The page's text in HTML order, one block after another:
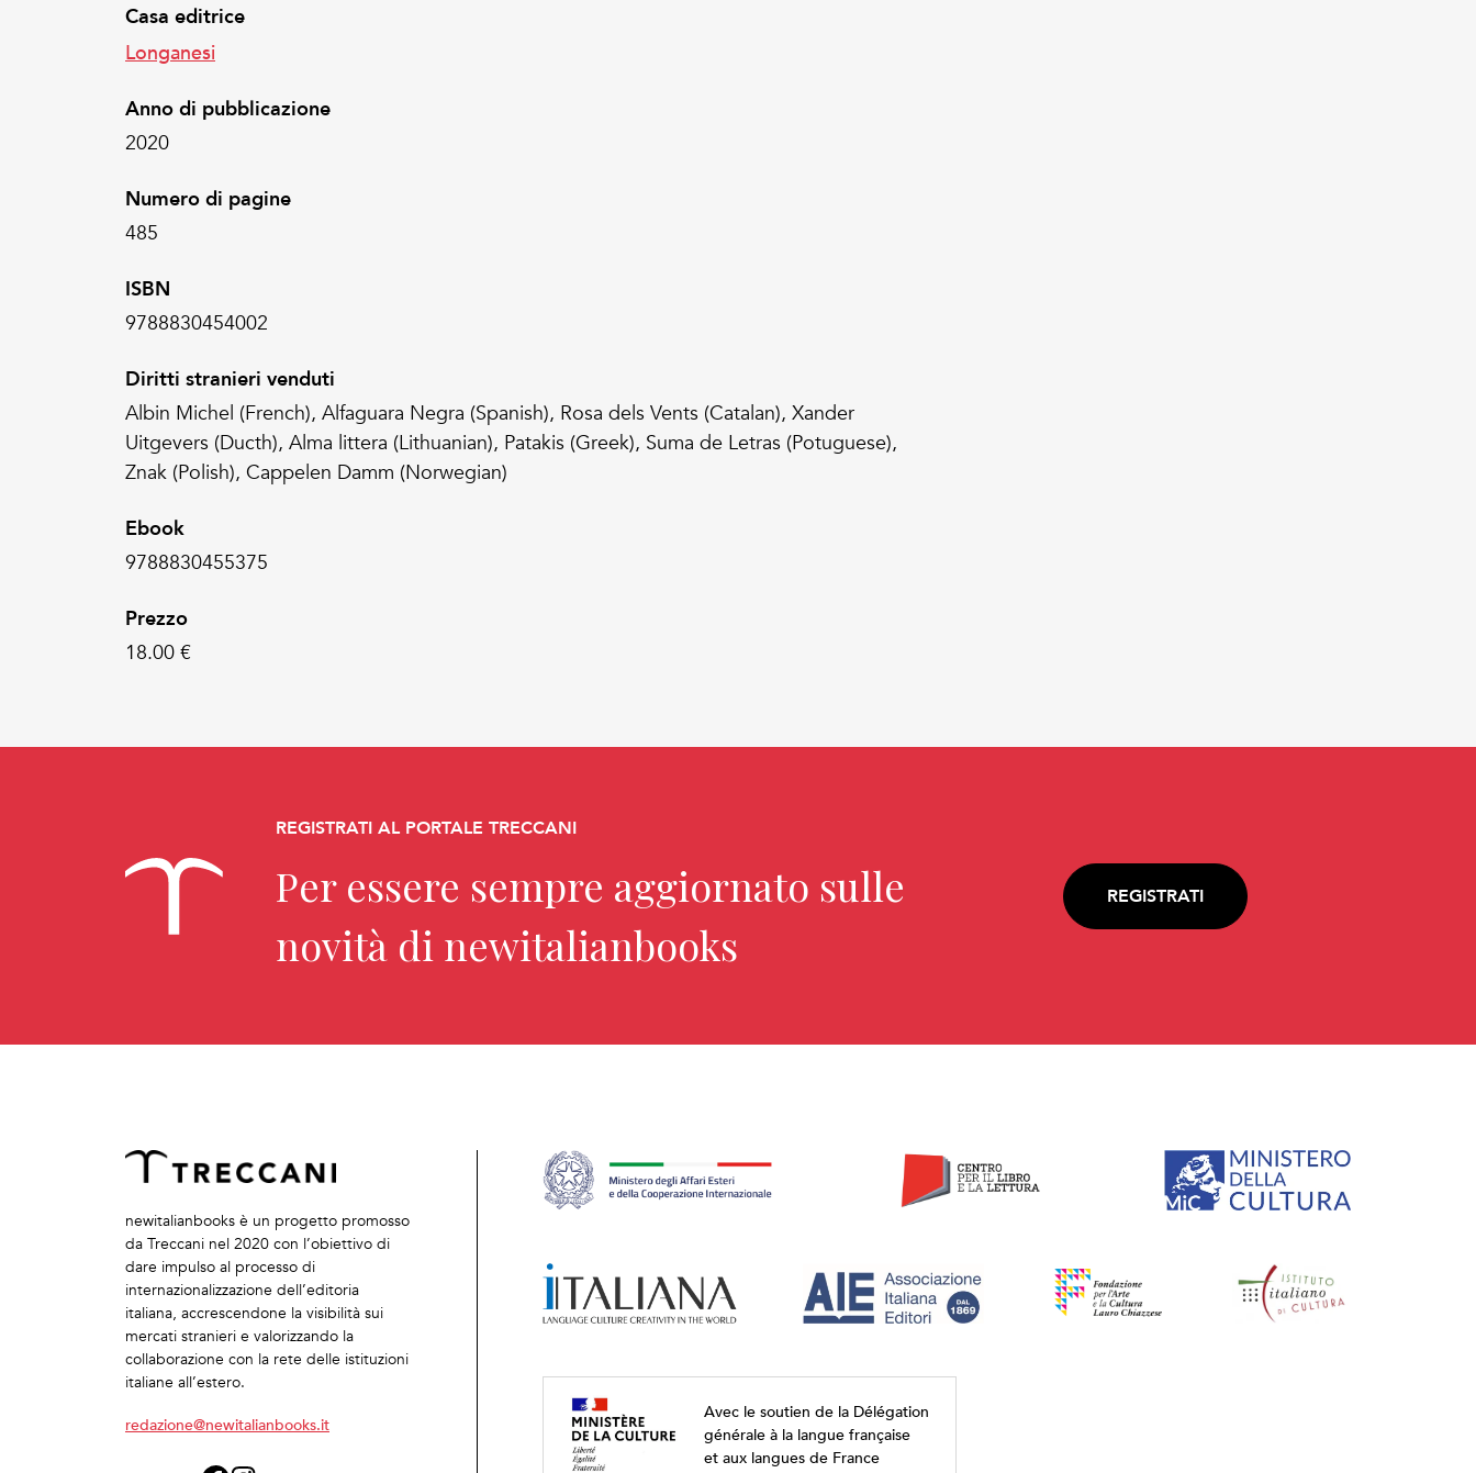
Casa editrice
Longanesi
Anno di pubblicazione
2020
Numero di pagine
485
ISBN
9788830454002
Diritti stranieri venduti
Albin Michel (French), Alfaguara Negra (Spanish), Rosa dels Vents (Catalan), Xander
Uitgevers (Ducth), Alma littera (Lithuanian), Patakis (Greek), Suma de Letras (Potuguese),
Znak (Polish), Cappelen Damm (Norwegian)
Ebook
9788830455375
Prezzo
18.00 €
REGISTRATI AL PORTALE TRECCANI
Per essere sempre aggiornato sulle
novità di newitalianbooks
REGISTRATI
newitalianbooks è un progetto promosso
da Treccani nel 2020 con l’obiettivo di
dare impulso al processo di
internazionalizzazione dell’editoria
italiana, accrescendone la visibilità sui
mercati stranieri e valorizzando la
collaborazione con la rete delle istituzioni
italiane all’estero.
redazione@newitalianbooks.it
Avec le soutien de la Délégation
générale à la langue française
et aux langues de France